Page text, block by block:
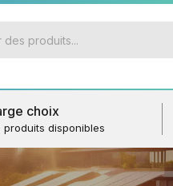
choix
produits disponibles